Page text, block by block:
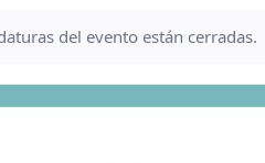
del evento están cerradas.